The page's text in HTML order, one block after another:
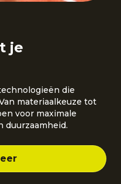
je
die
materiaalkeuze tot
voor maximale
duurzaamheid.